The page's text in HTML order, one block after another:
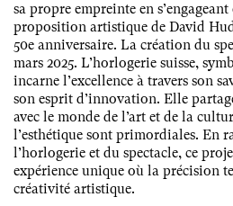
sa propre empreinte en
proposition artistique de David
50e anniversaire. La création du
mars 2025. L’horlogerie suisse,
incarne l’excellence à travers son
son esprit d’innovation. Elle
avec le monde de l’art et de la
l’esthétique sont primordiales. En
l’horlogerie et du spectacle, ce
expérience unique où la précision
créativité artistique.